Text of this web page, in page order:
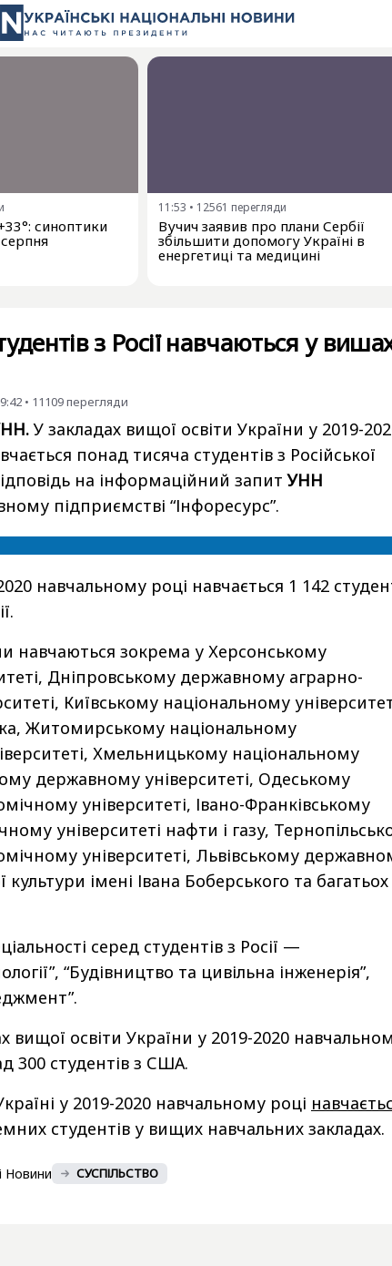
синоптики
11:53 • 12561 перегляди
Вучич заявив про плани Сербії
збільшити допомогу Україні в
енергетиці та медицині
з Росії навчаються у
• 11109перегляди
У закладах вищої освіти України у 2019-
понад тисяча студентів з Російської
на інформаційний запитУНН
підприємстві “Інфоресурс”.
навчальному році навчається 1 142
навчаються зокрема у Херсонському
Дніпровському державному аграрно-
Київському національному
Житомирському національному
Хмельницькому національному
державному університеті, Одеському
університеті, Івано-Франківському
університеті нафти і газу,
університеті, Львівському
культури імені Івана Боберського та багатьох
серед студентів з Росії —
“Будівництво та цивільна інженерія”,
вищої освіти України у 2019-2020
300 студентів з США.
у 2019-2020 навчальному році
студентів у вищих навчальних закладах.
Новини СУСПІЛЬСТВО